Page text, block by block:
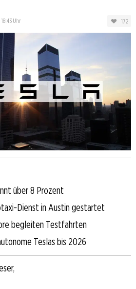
Uhr 172
über 8 Prozent
Dienst in Austin gestartet
begleiten Testfahrten
Teslas bis 2026